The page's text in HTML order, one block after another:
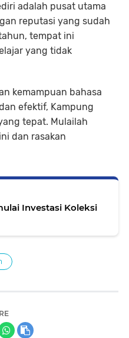
adalah pusat utama
reputasi yang sudah
tempat ini
yang tidak
kemampuan bahasa
efektif, Kampung
tepat. Mulailah
dan rasakan
Investasi Koleksi